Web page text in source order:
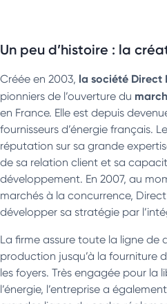
Un peu d’histoire : la
Créée en 2003, la société Direct
pionniers de l’ouverture du
en France. Elle est depuis
fournisseurs d’énergie français.
réputation sur sa grande
de sa relation client et sa
développement. En 2007, au
marchés à la concurrence,
développer sa stratégie par
La firme assure toute la ligne de
production jusqu’à la fourniture
les foyers. Très engagée pour la
l’énergie, l’entreprise a